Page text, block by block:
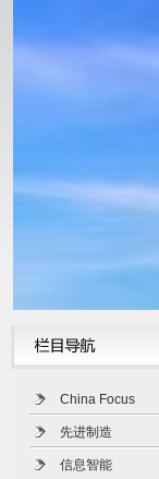
China Focus
先进制造
信息智能